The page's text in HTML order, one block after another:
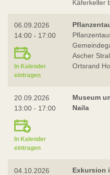
Käferkeller
06.09.2026
14:00 - 17:00
In Kalender
eintragen
Ascher
Ortsrand
20.09.2026
13:00 - 17:00
In Kalender
eintragen
Museum
Naila
04.10.2026
Exkursion